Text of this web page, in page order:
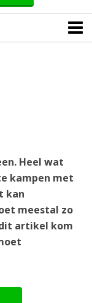
Heel wat
kampen met
kan
meestal zo
artikel kom